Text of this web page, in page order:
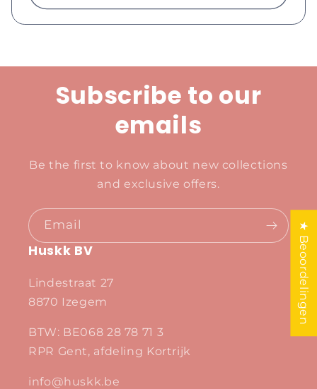
Subscribe to our
emails
Be the first to know about new collections
and exclusive offers.
Email
Huskk BV
Lindestraat 27
8870 Izegem
BTW: BE068 28 78 71 3
RPR Gent, afdeling Kortrijk
info@huskk.be
★ Beoordelingen